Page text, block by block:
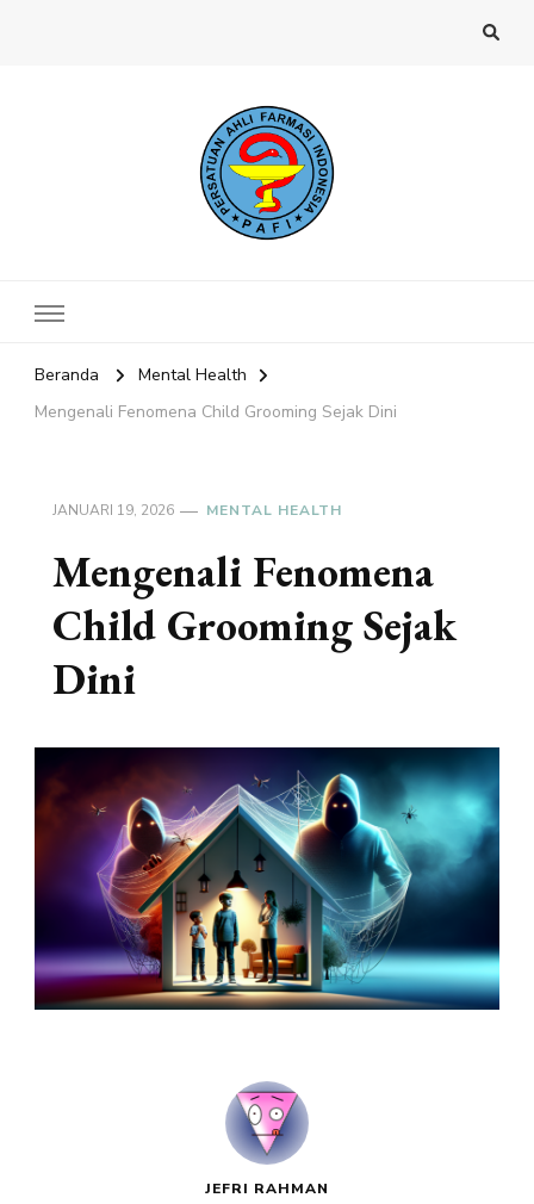
Beranda
Mental Health
Mengenali Fenomena Child Grooming Sejak Dini
JANUARI 19, 2026 MENTAL HEALTH
Mengenali Fenomena
Child Grooming Sejak
Dini
JEFRI RAHMAN